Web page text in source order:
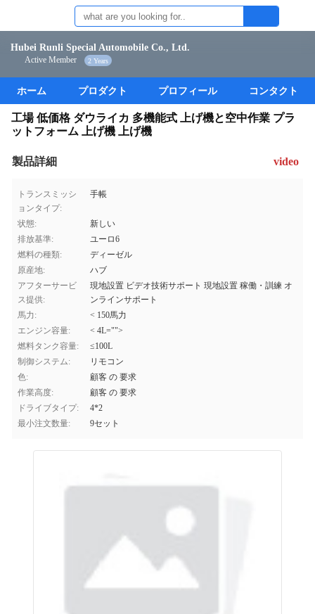
Hubei Runli Special Automobile Co., Ltd.
Active Member 2 Years
ホーム プロダクト プロフィール コンタクト
工場 低価格 ダウライカ 多機能式 上げ機と空中作業 プラ
ットフォーム 上げ機 上げ機
製品詳細 video
トランスミッシ
ョンタイプ:
手帳
状態:
新しい
排放基準:
ユーロ6
燃料の種類:
ディーゼル
原産地:
ハブ
アフターサービ
ス提供:
現地設置 ビデオ技術サポート 現地設置 稼働・訓練 オ
ンラインサポート
馬力:
< 150馬力
エンジン容量:
< 4L="">
燃料タンク容量:
≤100L
制御システム:
リモコン
色:
顧客 の 要求
作業高度:
顧客 の 要求
ドライブタイプ:
4*2
最小注文数量:
9セット